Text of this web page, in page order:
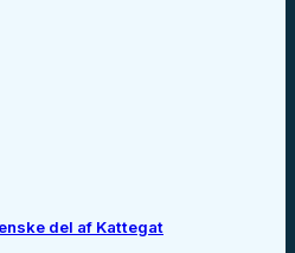
del af Kattegat